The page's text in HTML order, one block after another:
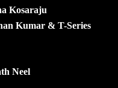
Kosaraju
Kumar & T-Series
Neel